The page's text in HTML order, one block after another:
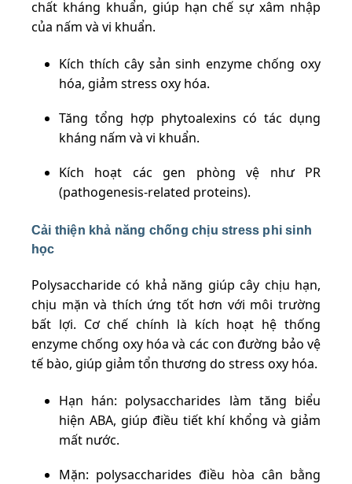
chất kháng khuẩn, giúp hạn chế sự xâm nhập
của nấm và vi khuẩn.
Kích thích cây sản sinh enzyme chống oxy
hóa, giảm stress oxy hóa.
Tăng tổng hợp phytoalexins có tác dụng
kháng nấm và vi khuẩn.
Kích hoạt các gen phòng vệ như PR
(pathogenesis-related proteins).
Cải thiện khả năng chống chịu stress phi sinh
học
Polysaccharide có khả năng giúp cây chịu hạn,
chịu mặn và thích ứng tốt hơn với môi trường
bất lợi. Cơ chế chính là kích hoạt hệ thống
enzyme chống oxy hóa và các con đường bảo vệ
tế bào, giúp giảm tổn thương do stress oxy hóa.
Hạn hán: polysaccharides làm tăng biểu
hiện ABA, giúp điều tiết khí khổng và giảm
mất nước.
Mặn: polysaccharides điều hòa cân bằng